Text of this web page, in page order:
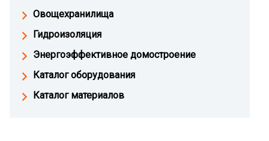
Овощехранилища
Гидроизоляция
Энергоэффективное домостроение
Каталог оборудования
Каталог материалов